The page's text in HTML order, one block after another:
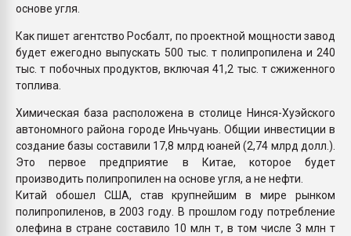
основе угля.
Как пишет агентство Росбалт, по проектной мощности завод
будет ежегодно выпускать 500 тыс. т полипропилена и 240
тыс. т побочных продуктов, включая 41,2 тыс. т сжиженного
топлива.
Химическая база расположена в столице Нинся-Хуэйского
автономного района городе Иньчуань. Общии инвестиции в
создание базы составили 17,8 млрд юаней (2,74 млрд долл.).
Это первое предприятие в Китае, которое будет
производить полипропилен на основе угля, а не нефти.
Китай обошел США, став крупнейшим в мире рынком
полипропиленов, в 2003 году. В прошлом году потребление
олефина в стране составило 10 млн т, в том числе 3 млн т